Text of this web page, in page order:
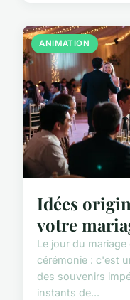
ANIMATION
Idées
votre
Le jour du
cérémonie : c'est
des souvenirs
instants de...